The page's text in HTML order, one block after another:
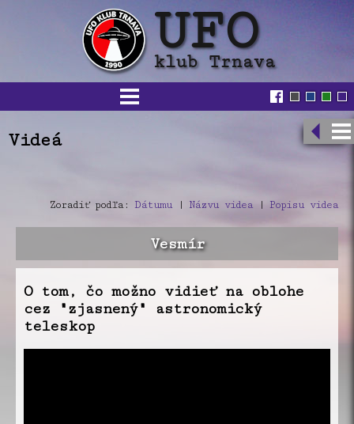
Videá
Zoradiť podľa: Dátumu | Názvu videa| Popisu videa
Vesmír
O tom, čo možno vidieť na oblohe
cez "zjasnený" astronomický
teleskop